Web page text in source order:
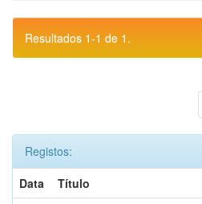
Resultados 1-1 de 1.
Registos:
Data
Título